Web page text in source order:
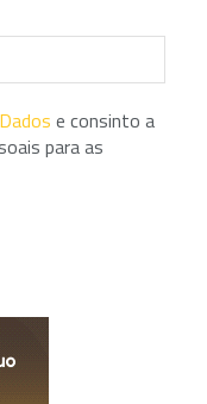
e consinto a
para as